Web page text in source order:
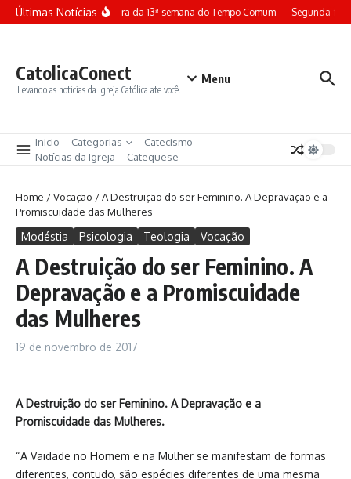
Ir para o conteúdo
Últimas NotíciasTerça-feira da 13ª semana do Tempo Comum Segunda-
CatolicaConect
Levando as noticias da Igreja Católica ate você.
Menu
Inicio Categorias
Catecismo
Notícias da Igreja
Catequese
Home /Vocação /A Destruição do ser Feminino. A Depravação e a
Promiscuidade das Mulheres
Modéstia Psicologia Teologia Vocação
A Destruição do ser Feminino. A
Depravação e a Promiscuidade
das Mulheres
19 de novembro de 2017
A Destruição do ser Feminino. A Depravação e a
Promiscuidade das Mulheres.
“A Vaidade no Homem e na Mulher se manifestam de formas
diferentes, contudo, são espécies diferentes de uma mesma